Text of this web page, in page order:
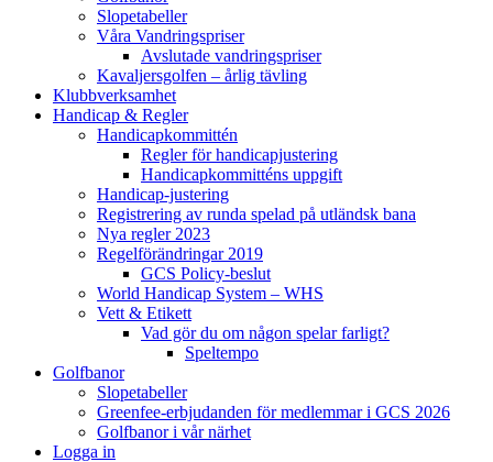
Slopetabeller
Våra Vandringspriser
Avslutade vandringspriser
Kavaljersgolfen – årlig tävling
Klubbverksamhet
Handicap & Regler
Handicapkommittén
Regler för handicapjustering
Handicapkommitténs uppgift
Handicap-justering
Registrering av runda spelad på utländsk bana
Nya regler 2023
Regelförändringar 2019
GCS Policy-beslut
World Handicap System – WHS
Vett & Etikett
Vad gör du om någon spelar farligt?
Speltempo
Golfbanor
Slopetabeller
Greenfee-erbjudanden för medlemmar i GCS 2026
Golfbanor i vår närhet
Logga in